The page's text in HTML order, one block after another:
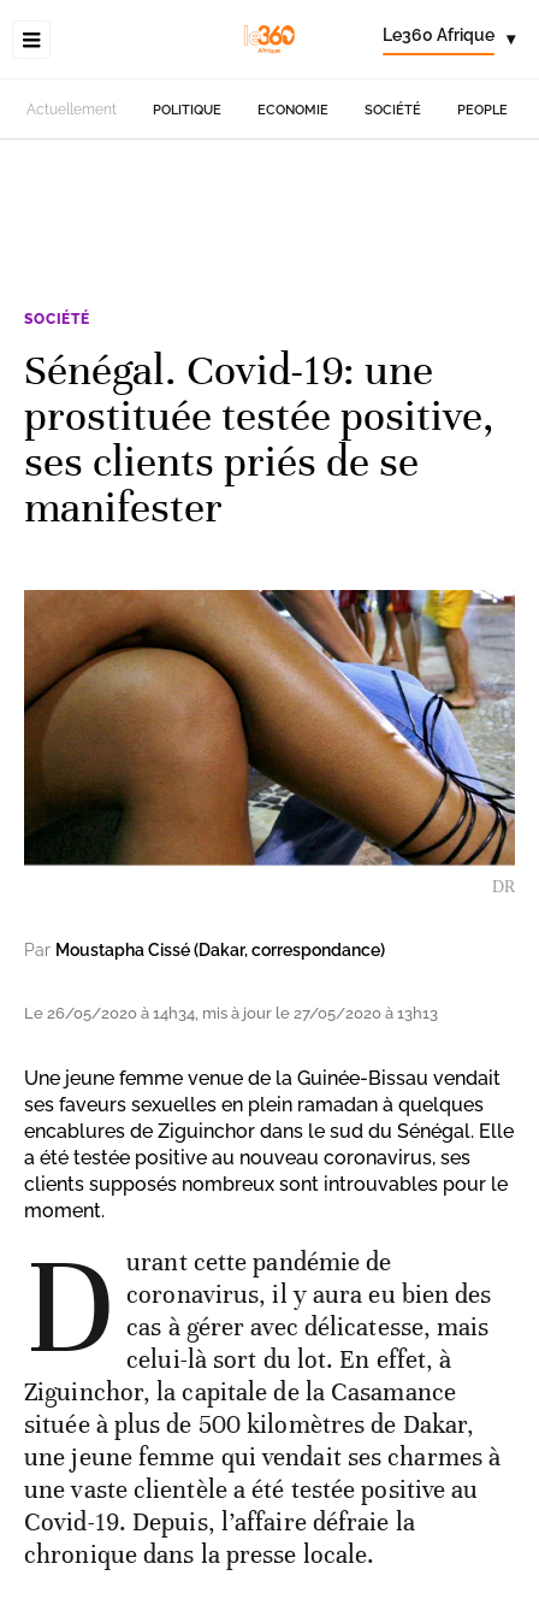
Le360 Afrique ▾
Actuellement POLITIQUE ECONOMIE SOCIÉTÉ PEOPLE
SOCIÉTÉ
Sénégal. Covid-19: une
prostituée testée positive,
ses clients priés de se
manifester
DR
Par Moustapha Cissé (Dakar, correspondance)
Le 26/05/2020 à 14h34, mis à jour le 27/05/2020 à 13h13
Une jeune femme venue de la Guinée-Bissau vendait
ses faveurs sexuelles en plein ramadan à quelques
encablures de Ziguinchor dans le sud du Sénégal. Elle
a été testée positive au nouveau coronavirus, ses
clients supposés nombreux sont introuvables pour le
moment.
D urant cette pandémie de
coronavirus, il y aura eu bien des
cas à gérer avec délicatesse, mais
celui-là sort du lot. En effet, à
Ziguinchor, la capitale de la Casamance
située à plus de 500 kilomètres de Dakar,
une jeune femme qui vendait ses charmes à
une vaste clientèle a été testée positive au
Covid-19. Depuis, l’affaire défraie la
chronique dans la presse locale.